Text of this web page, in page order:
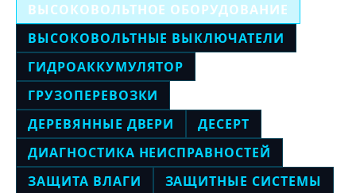
ВЫСОКОВОЛЬТНОЕ ОБОРУДОВАНИЕ
ВЫСОКОВОЛЬТНЫЕ ВЫКЛЮЧАТЕЛИ
ГИДРОАККУМУЛЯТОР
ГРУЗОПЕРЕВОЗКИ
ДЕРЕВЯННЫЕ ДВЕРИ
ДЕСЕРТ
ДИАГНОСТИКА НЕИСПРАВНОСТЕЙ
ЗАЩИТА ВЛАГИ
ЗАЩИТНЫЕ СИСТЕМЫ